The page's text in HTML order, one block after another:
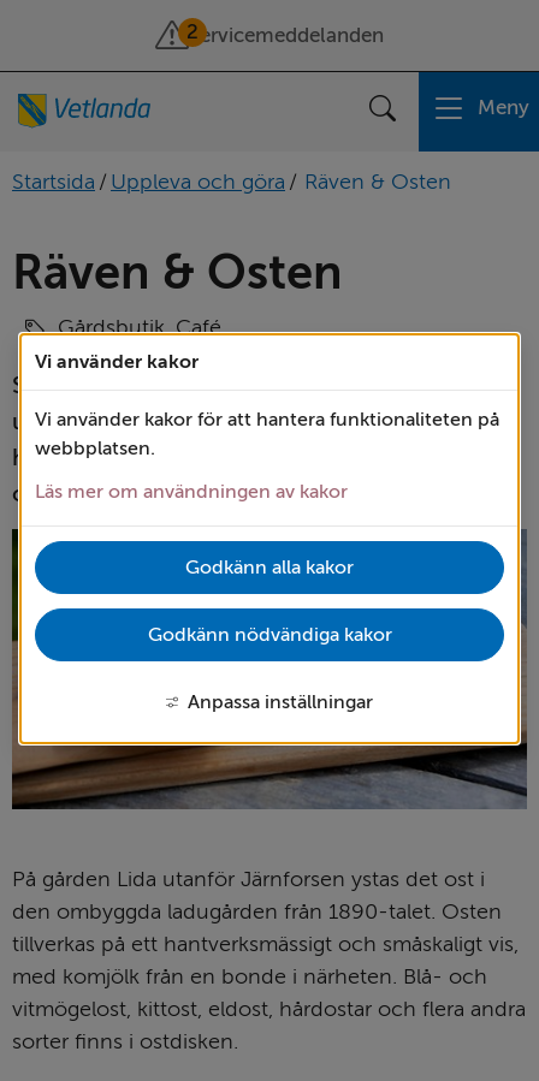
Vi använder kakor
Vi använder kakor för att hantera funktionaliteten på
webbplatsen.
Läs mer om användningen av kakor
Godkänn alla kakor
Godkänn nödvändiga kakor
Anpassa inställningar
2
Servicemeddelanden
Sök Meny
Startsida / Uppleva och göra / Räven & Osten
Räven & Osten
Gårdsbutik, Café
Småländskt mat­hantverk. På gården Lida
utanför Järn­forsen ystas sedan 2013
hantverks­mässigt och små­skaligt producerad
ost på ko­mjölk levererad från en lokal bonde.
På gården Lida utanför Järn­­forsen ystas det ost i
den om­byggda ladugården från 1890-talet. Osten
tillverkas på ett hantverks­mässigt och små­skaligt vis,
med ko­mjölk från en bonde i närheten. Blå- och
vitmögelost, kittost, eldost, hårdostar och flera andra
sorter finns i ostdisken.